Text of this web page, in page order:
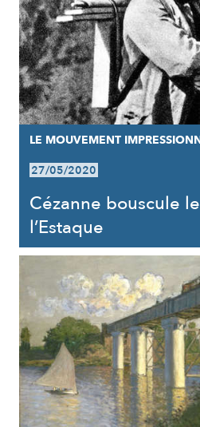
LE MOUVEMENT
27/05/2020
Cézanne bouscule
l’Estaque